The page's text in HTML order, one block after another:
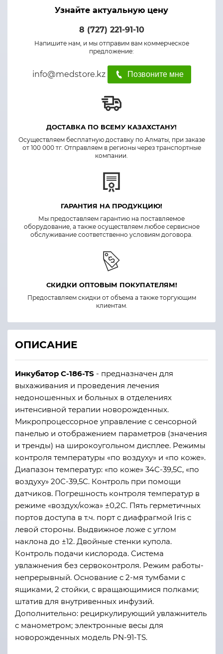
Узнайте актуальную цену
8 (727) 221-91-10
Напишите нам, и мы отправим вам коммерческое
предложение:
info@medstore.kz Позвоните мне
ДОСТАВКА ПО ВСЕМУ КАЗАХСТАНУ!
Осуществляем бесплатную доставку по Алматы, при заказе
от 100 000 тг. Отправляем в регионы через транспортные
компании.
ГАРАНТИЯ НА ПРОДУКЦИЮ!
Мы предоставляем гарантию на поставляемое
оборудование, а также осуществляем любое сервисное
обслуживание соответственно условиям договора.
СКИДКИ ОПТОВЫМ ПОКУПАТЕЛЯМ!
Предоставляем скидки от объема а также торгующим
клиентам.
ОПИСАНИЕ
Инкубатор C-186-TS - предназначен для
выхаживания и проведения лечения
недоношенных и больных в отделениях
интенсивной терапии новорожденных.
Микропроцессорное управление с сенсорной
панелью и отображением параметров (значения
и тренды) на широкоугольном дисплее. Режимы
контроля температуры «по воздуху» и «по коже».
Диапазон температур: «по коже» 34С-39,5С, «по
воздуху» 20С-39,5С. Контроль при помощи
датчиков. Погрешность контроля температур в
режиме «воздух/кожа» ±0,2С. Пять герметичных
портов доступа в т.ч. порт с диафрагмой Iris с
левой стороны. Выдвижное ложе с углом
наклона до ±12. Двойные стенки купола.
Контроль подачи кислорода. Система
увлажнения без сервоконтроля. Режим работы-
непрерывный. Основание с 2-мя тумбами с
ящиками, 2 стойки, с вращающимися полками;
штатив для внутривенных инфузий.
Дополнительно: рециркулирующий увлажнитель
с манометром; электронные весы для
новорожденных модель PN-91-TS.